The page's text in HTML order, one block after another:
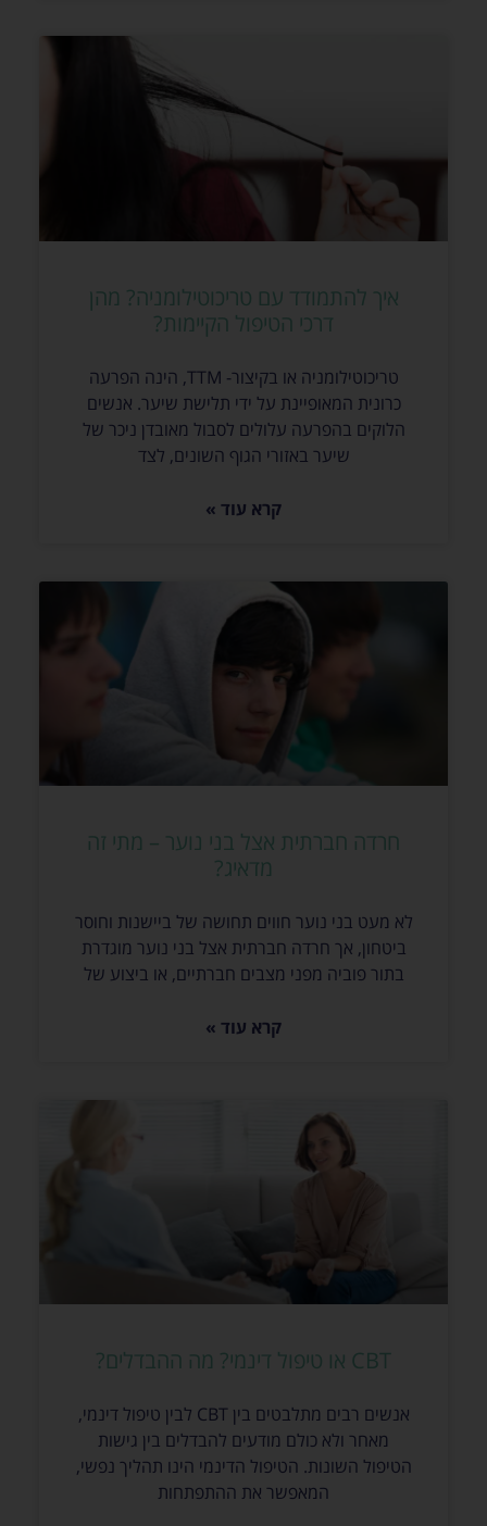
איך להתמודד עם טריכוטילומניה? מהן
דרכי הטיפול הקיימות?
טריכוטילומניה או בקיצור- TTM, הינה הפרעה
כרונית המאופיינת על ידי תלישת שיער. אנשים
הלוקים בהפרעה עלולים לסבול מאובדן ניכר של
שיער באזורי הגוף השונים, לצד
קרא עוד »
חרדה חברתית אצל בני נוער – מתי זה
מדאיג?
לא מעט בני נוער חווים תחושה של ביישנות וחוסר
ביטחון, אך חרדה חברתית אצל בני נוער מוגדרת
בתור פוביה מפני מצבים חברתיים, או ביצוע של
קרא עוד »
CBT או טיפול דינמי? מה ההבדלים?
אנשים רבים מתלבטים בין CBT לבין טיפול דינמי,
מאחר ולא כולם מודעים להבדלים בין גישות
הטיפול השונות. הטיפול הדינמי הינו תהליך נפשי,
המאפשר את ההתפתחות